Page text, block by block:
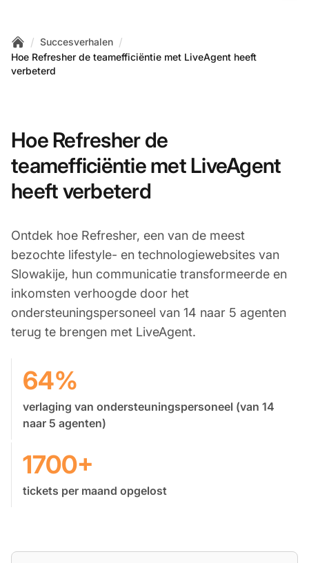
Home
/ Succesverhalen /
Hoe Refresher de teamefficiëntie met LiveAgent heeft
verbeterd
Hoe Refresher de
teamefficiëntie met LiveAgent
heeft verbeterd
Ontdek hoe Refresher, een van de meest
bezochte lifestyle- en technologiewebsites van
Slowakije, hun communicatie transformeerde en
inkomsten verhoogde door het
ondersteuningspersoneel van 14 naar 5 agenten
terug te brengen met LiveAgent.
64%
verlaging van ondersteuningspersoneel (van 14
naar 5 agenten)
1700+
tickets per maand opgelost